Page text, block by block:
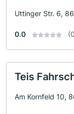
Uttinger Str. 6,
0.0
Teis
Am Kornfeld 10,